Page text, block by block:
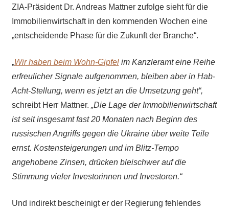
ZIA-Präsident Dr. Andreas Mattner zufolge sieht für die
Immobilienwirtschaft in den kommenden Wochen eine
„entscheidende Phase für die Zukunft der Branche“.
„Wir haben beim Wohn-Gipfelim Kanzleramt eine Reihe
erfreulicher Signale aufgenommen, bleiben aber in Hab-
Acht-Stellung, wenn es jetzt an die Umsetzung geht“,
schreibt Herr Mattner. „Die Lage der Immobilienwirtschaft
istseit insgesamt fast 20 Monaten nach Beginn des
russischen Angriffs gegen die Ukraine über weite Teile
ernst. Kostensteigerungen und im Blitz-Tempo
angehobene Zinsen, drücken bleischwer auf die
Stimmung vieler Investorinnen und Investoren.“
Und indirekt bescheinigt er der Regierung fehlendes